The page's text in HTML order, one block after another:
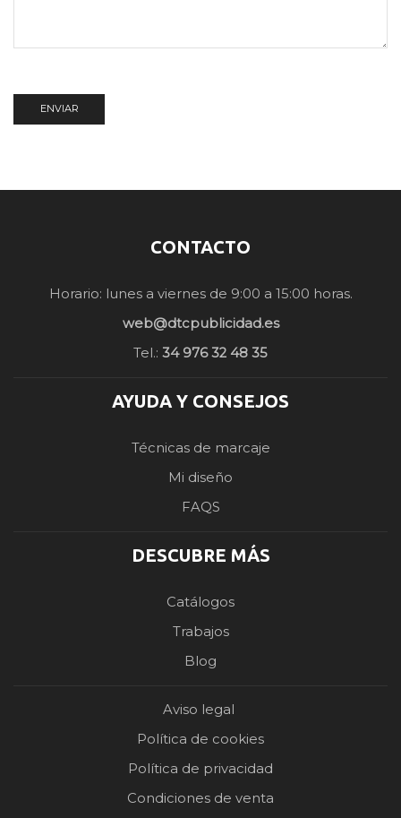
CONTACTO
Horario: lunes a viernes de 9:00 a 15:00 horas.
web@dtcpublicidad.es
Tel.: 34 976 32 48 35
AYUDA Y CONSEJOS
Técnicas de marcaje
Mi diseño
FAQS
DESCUBRE MÁS
Catálogos
Trabajos
Blog
Aviso legal
Política de cookies
Política de privacidad
Condiciones de venta